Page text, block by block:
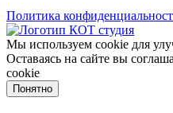
Политика
Мы используем cookie для
Оставаясь на сайте вы
cookie
Понятно